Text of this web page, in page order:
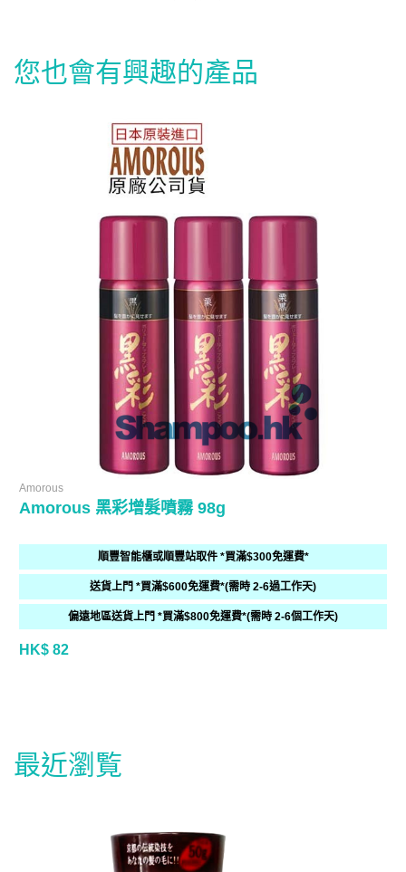
您也會有興趣的產品
Amorous
Amorous 黑彩增髮噴霧 98g
順豐智能櫃或順豐站取件 *買滿$300免運費*
送貨上門 *買滿$600免運費*(需時 2-6過工作天)
偏遠地區送貨上門 *買滿$800免運費*(需時 2-6個工作天)
HK$ 82
最近瀏覧